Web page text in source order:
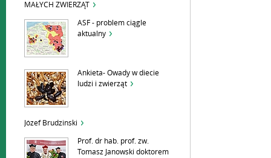
MAŁYCH ZWIERZĄT
ASF - problem ciągle
aktualny
Ankieta- Owady w diecie
ludzi i zwierząt
Józef Brudzinski
Prof. dr hab. prof. zw.
Tomasz Janowski doktorem